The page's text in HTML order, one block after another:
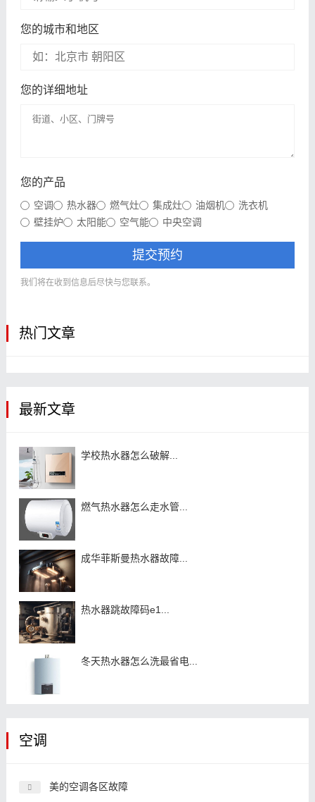
您的城市和地区
您的详细地址
您的产品
空调 热水器 燃气灶 集成灶 油烟机
洗衣机
壁挂炉
太阳能 空气能 中央空调
提交预约
我们将在收到信息后尽快与您联系。
热门文章
最新文章
学校热水器怎么破解...
燃气热水器怎么走水管...
成华菲斯曼热水器故障...
热水器跳故障码e1...
冬天热水器怎么洗最省电...
空调
美的空调各区故障